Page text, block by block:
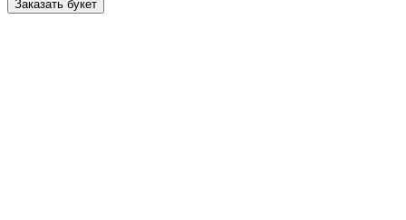
Заказать букет